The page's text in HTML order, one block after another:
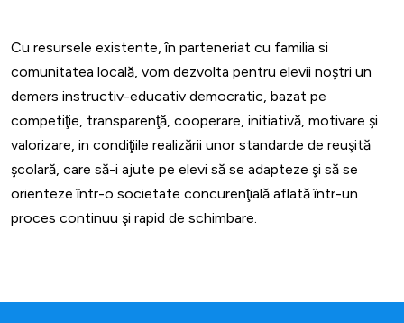
Cu resursele existente, în parteneriat cu familia si
comunitatea locală, vom dezvolta pentru elevii noştri un
demers instructiv-educativ democratic, bazat pe
competiţie, transparenţă, cooperare, initiativă, motivare şi
valorizare, in condiţiile realizării unor standarde de reuşită
şcolară, care să-i ajute pe elevi să se adapteze şi să se
orienteze într-o societate concurenţială aflată într-un
proces continuu şi rapid de schimbare.